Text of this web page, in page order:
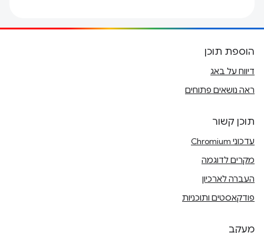
הוספת תוכן
דיווח על באג
ראה נושאים פתוחים
תוכן קשור
עדכוני Chromium
מקרים לדוגמה
העברה לארכיון
פודקאסטים ותוכניות
מעקב